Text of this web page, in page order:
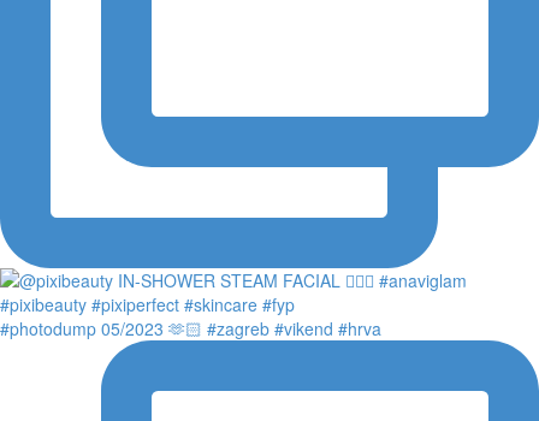
#photodump 05/2023 🫶🏻 #zagreb #vikend #hrva